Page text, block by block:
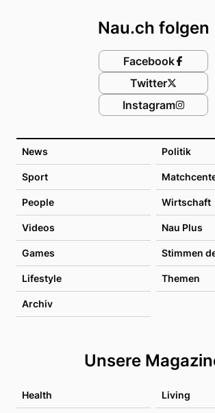
News Politik
Sport
People Wirtschaft
Videos Nau Plus
Games Stimmen
Lifestyle Themen
Archiv
Unsere
Health Living
Nau.ch folgen
Facebook
Twitter
Instagram